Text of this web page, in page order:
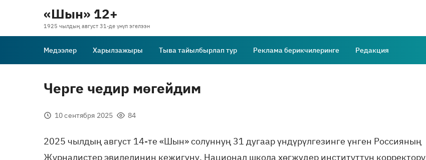
«Шын» 12+
1925 чылдың август 31-де үнүп эгелээн
Медээлер Харылзажыры Тыва тайылбырлап тур Реклама берикчилеринге Редакция
Черге чедир мөгейдим
10 сентября 2025 84
2025 чылдың август 14-те «Шын» солуннуң 31 дугаар үндүрүлгезинге үнген Россияның
Журналистер эвилелиниң кежигүнү, Национал школа хөгжүдер институттуң корректору